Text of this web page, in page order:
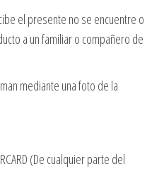
el presente no se encuentre o
a un familiar o compañero de
mediante una foto de la
(De cualquier parte del